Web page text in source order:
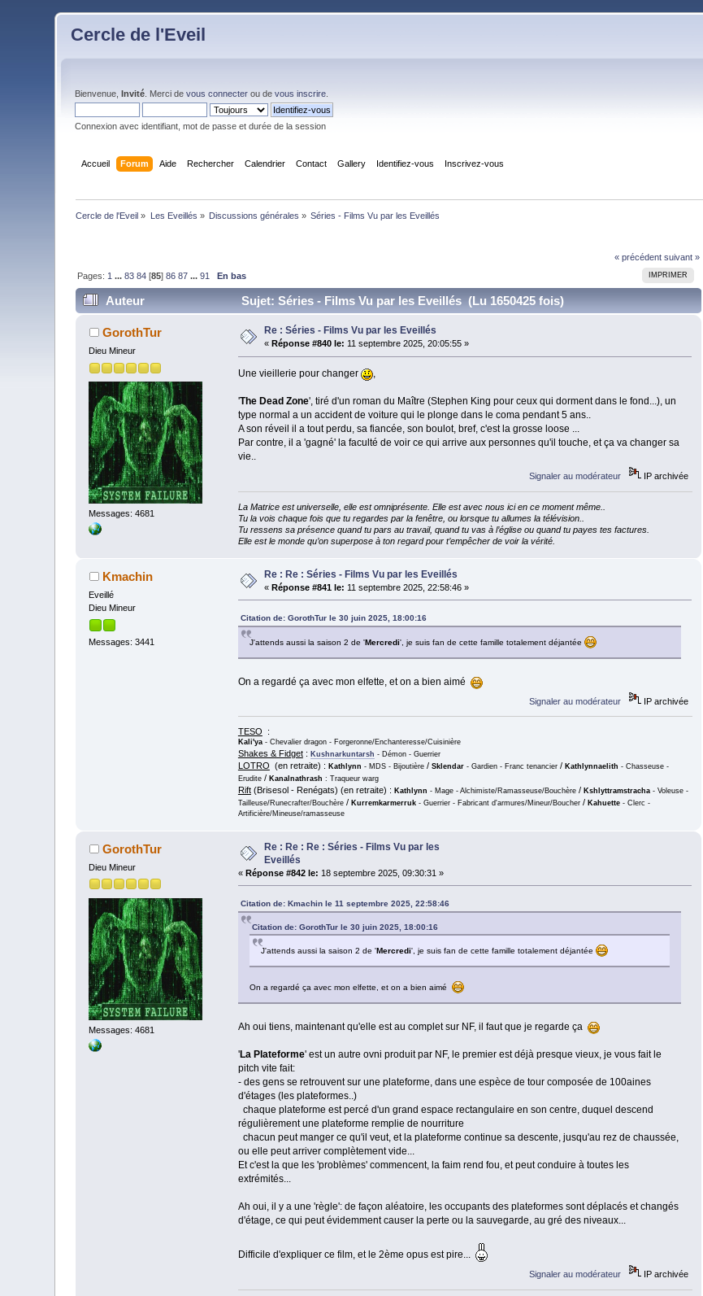
Cercle de l'Eveil
Bienvenue,Invité . Merci devous connecter ou devous inscrire
Connexion avec identifiant, mot de passe et durée de la session
Accueil Forum Aide Rechercher Calendrier Contact Gallery Identifiez-vous Inscrivez-vous
Cercle de l'Eveil » Les Eveillés » Discussions générales » Séries - Films Vu par les Eveillés
« précédent suivant »
IMPRIMER
Pages: 1 ...83 84 [85]86 87 ...91 En bas
Auteur Sujet: Séries - Films Vu par les Eveillés (Lu 1650425 fois)
GorothTur
Dieu Mineur
Messages: 4681
Re : Séries - Films Vu par les Eveillés
« Réponse #840 le: 11 septembre 2025, 20:05:55 »
Une vieillerie pour changer ,
'The Dead Zone', tiré d'un roman du Maître (Stephen King pour ceux qui dorment dans le fond...), un
type normal a un accident de voiture qui le plonge dans le coma pendant 5 ans..
A son réveil il a tout perdu, sa fiancée, son boulot, bref, c'est la grosse loose ...
Par contre, il a 'gagné' la faculté de voir ce qui arrive aux personnes qu'il touche, et ça va changer sa
vie..
Signaler au modérateur IP archivée
La Matrice est universelle, elle est omniprésente. Elle est avec nous ici en ce moment même..
Tu la vois chaque fois que tu regardes par la fenêtre, ou lorsque tu allumes la télévision..
Tu ressens sa présence quand tu pars au travail, quand tu vas à l’église ou quand tu payes tes factures.
Elle est le monde qu’on superpose à ton regard pour t’empêcher de voir la vérité.
Kmachin
Eveillé
Dieu Mineur
Messages: 3441
Re : Re : Séries - Films Vu par les Eveillés
«Réponse #841 le: 11 septembre 2025, 22:58:46 »
Citation de: GorothTur le 30 juin 2025, 18:00:16
J'attends aussi la saison 2 de 'Mercredi', je suis fan de cette famille totalement déjantée
On a regardé ça avec mon elfette, et on a bien aimé
Signaler au modérateur IP archivée
TESO :
Kali'ya- Chevalier dragon - Forgeronne/Enchanteresse/Cuisinière
Shakes & Fidget: Kushnarkuntarsh - Démon - Guerrier
LOTRO (en retraite) : Kathlynn - MDS - Bijoutière/ Sklendar- Gardien - Franc tenancier/ Kathlynnaelith - Chasseuse -
Erudite/ Kanalnathrash : Traqueur warg
Rift(Brisesol - Renégats) (en retraite) : Kathlynn - Mage - Alchimiste/Ramasseuse/Bouchère/ Kshlyttramstracha- Voleuse -
Tailleuse/Runecrafter/Bouchère/ Kurremkarmerruk- Guerrier - Fabricant d'armures/Mineur/Boucher/ Kahuette- Clerc -
Artificière/Mineuse/ramasseuse
GorothTur
Dieu Mineur
Messages: 4681
Re : Re : Re : Séries - Films Vu par les
Eveillés
« Réponse #842 le: 18 septembre 2025, 09:30:31 »
Citation de: Kmachin le 11 septembre 2025, 22:58:46
Citation de: GorothTur le 30 juin 2025, 18:00:16
J'attends aussi la saison 2 de 'Mercredi', je suis fan de cette famille totalement déjantée
On a regardé ça avec mon elfette, et on a bien aimé
Ah oui tiens, maintenant qu'elle est au complet sur NF, il faut que je regarde ça
'La Plateforme' est un autre ovni produit par NF, le premier est déjà presque vieux, je vous fait le
pitch vite fait:
- des gens se retrouvent sur une plateforme, dans une espèce de tour composée de 100aines
d'étages (les plateformes..)
chaque plateforme est percé d'un grand espace rectangulaire en son centre, duquel descend
régulièrement une plateforme remplie de nourriture
chacun peut manger ce qu'il veut, et la plateforme continue sa descente, jusqu'au rez de chaussée,
ou elle peut arriver complètement vide...
Et c'est la que les 'problèmes' commencent, la faim rend fou, et peut conduire à toutes les
extrémités...
Ah oui, il y a une 'règle': de façon aléatoire, les occupants des plateformes sont déplacés et changés
d'étage, ce qui peut évidemment causer la perte ou la sauvegarde, au gré des niveaux...
Difficile d'expliquer ce film, et le 2ème opus est pire...
Signaler au modérateur IP archivée